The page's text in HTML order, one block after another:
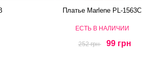
Платье Marlene PL-1563C
ЕСТЬ В НАЛИЧИИ
252 грн 99 грн